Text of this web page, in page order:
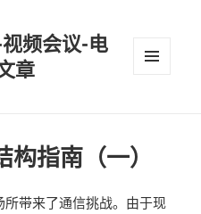
频会议-电
章
指南（一）
带来了通信挑战。由于现